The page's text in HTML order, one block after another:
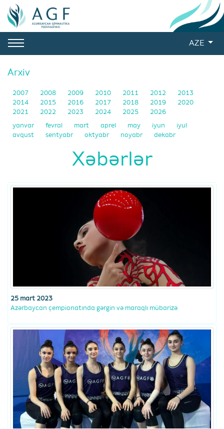
AZE
Arxiv
2007 2008 2009 2010 2011 2012
2013
2014
2015 2016 2017 2018 2019
2020
2021
2022 2023 2024 2025 2026
yanvar fevral mart aprel may iyun
iyul
avqust
sentyabr oktyabr noyabr dekabr
Xəbərlər
25 mart 2023
Azərbaycan çempionatında gərgin və maraqlı mübarizə